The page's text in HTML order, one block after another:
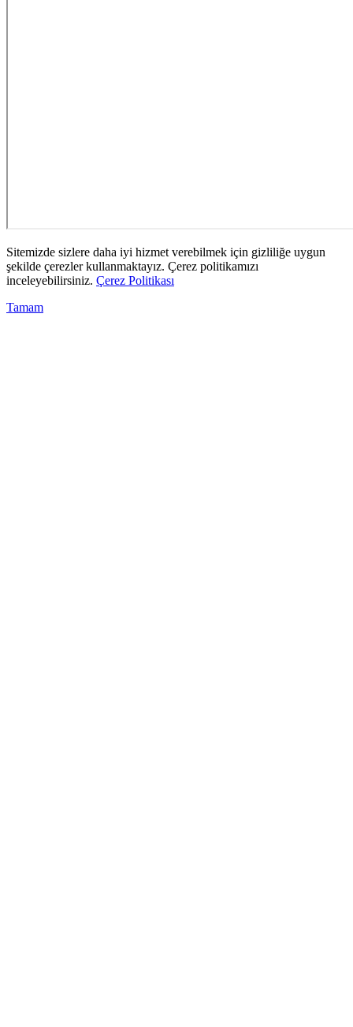
Sitemizde sizlere daha iyi hizmet verebilmek için gizliliğe uygun
şekilde çerezler kullanmaktayız. Çerez politikamızı
inceleyebilirsiniz. Çerez Politikası
Tamam